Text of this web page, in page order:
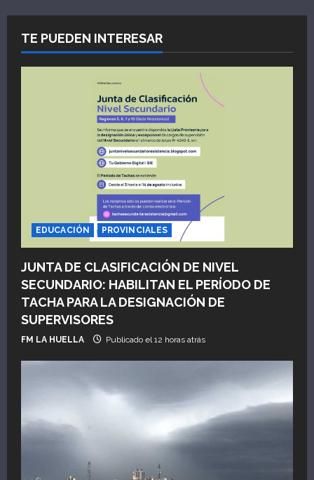
TE PUEDEN INTERESAR
EDUCACIÓN PROVINCIALES
JUNTA DE CLASIFICACIÓN DE NIVEL
SECUNDARIO: HABILITAN EL PERÍODO DE
TACHA PARA LA DESIGNACIÓN DE
SUPERVISORES
FM LA HUELLA Publicado el 12 horas atrás